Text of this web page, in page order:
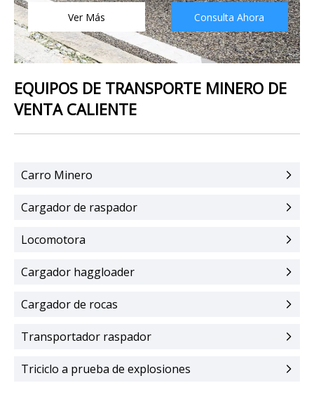
Ver Más Consulta Ahora
Carro Minero
Cargador de raspador
Locomotora
Cargador haggloader
Cargador de rocas
Transportador raspador
Triciclo a prueba de explosiones
EQUIPOS DE TRANSPORTE MINERO DE
VENTA CALIENTE